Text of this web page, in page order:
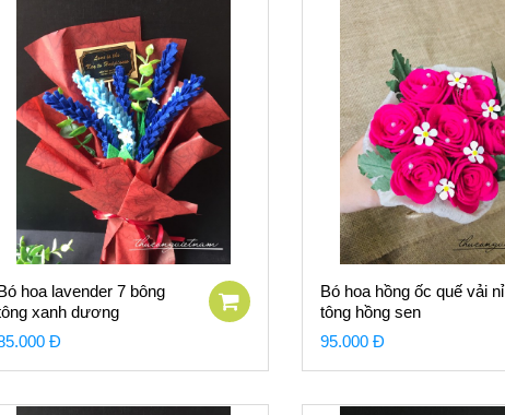
hoa lavender 7 bông
xanh dương
Đ
Bó hoa hồng ốc quế vải nỉ
tông hồng sen
95.000 Đ